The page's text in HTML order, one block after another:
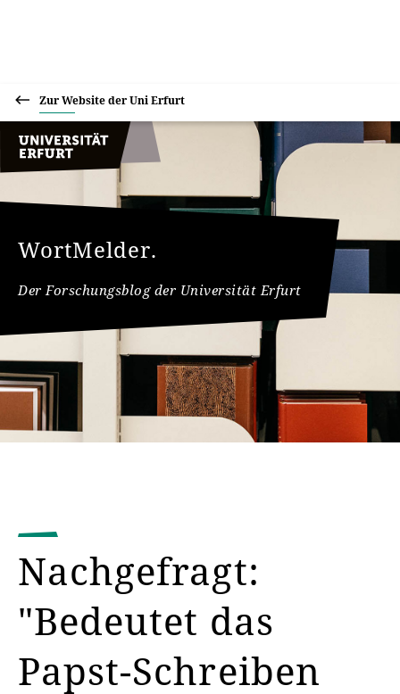
Zur Website der Uni Erfurt
WortMelder.
Der Forschungsblog der Universität Erfurt
Nachgefragt:
"Bedeutet das
Papst-Schreiben